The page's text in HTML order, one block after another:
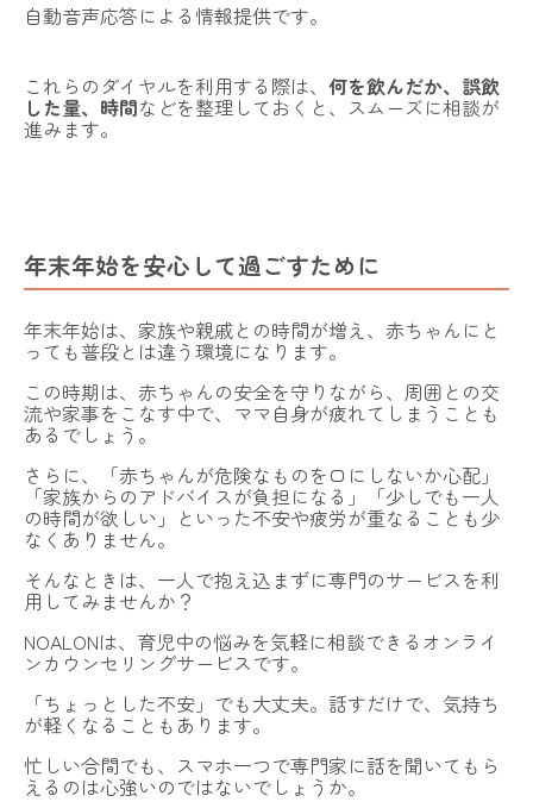
自動音声応答による情報提供です。
これらのダイヤルを利用する際は、 何を飲んだか、誤飲
した量、時間などを整理しておくと、スムーズに相談が
進みます。
年末年始を安心して過ごすために
年末年始は、家族や親戚との時間が増え、赤ちゃんにと
っても普段とは違う環境になります。
この時期は、赤ちゃんの安全を守りながら、周囲との交
流や家事をこなす中で、ママ自身が疲れてしまうことも
あるでしょう。
さらに、「赤ちゃんが危険なものを口にしないか心配」
「家族からのアドバイスが負担になる」「少しでも一人
の時間が欲しい」といった不安や疲労が重なることも少
なくありません。
そんなときは、一人で抱え込まずに専門のサービスを利
用してみませんか？
NOALONは、育児中の悩みを気軽に相談できるオンライ
ンカウンセリングサービスです。
「ちょっとした不安」でも大丈夫。話すだけで、気持ち
が軽くなることもあります。
忙しい合間でも、スマホ一つで専門家に話を聞いてもら
えるのは心強いのではないでしょうか。